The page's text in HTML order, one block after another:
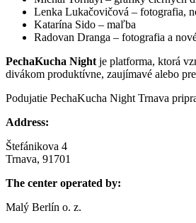
Lenka Lukačovičová – fotografia,
Katarína Sido – maľba
Radovan Dranga – fotografia a
PechaKucha Night je platforma, ktorá
divákom produktívne, zaujímavé alebo
Podujatie PechaKucha Night Trnava
Address:
Štefánikova 4
Trnava, 91701
The center operated by:
Malý Berlín o. z.